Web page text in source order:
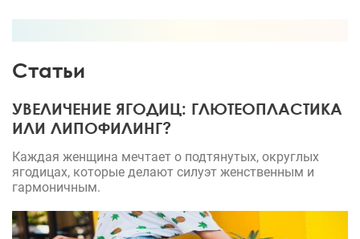
Статьи
УВЕЛИЧЕНИЕ ЯГОДИЦ: ГЛЮТЕОПЛАСТИКА
ИЛИ ЛИПОФИЛИНГ?
Каждая женщина мечтает о подтянутых, округлых
ягодицах, которые делают силуэт женственным и
гармоничным.